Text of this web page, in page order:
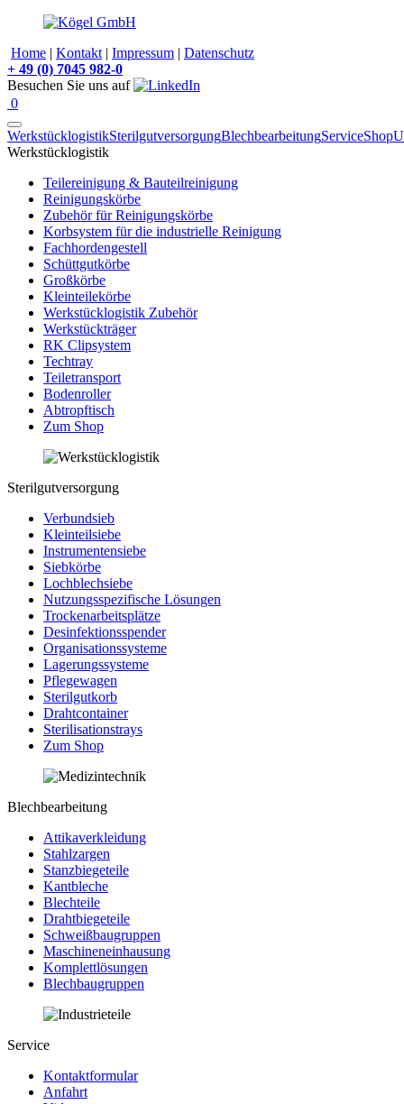
Home | Kontakt | Impressum | Datenschutz
+ 49 (0) 7045 982-0
Besuchen Sie uns auf
0
WerkstücklogistikSterilgutversorgungBlechbearbeitungServiceShop
Werkstücklogistik
Teilereinigung & Bauteilreinigung
Reinigungskörbe
Zubehör für Reinigungskörbe
Korbsystem für die industrielle Reinigung
Fachhordengestell
Schüttgutkörbe
Großkörbe
Kleinteilekörbe
Werkstücklogistik Zubehör
Werkstückträger
RK Clipsystem
Techtray
Teiletransport
Bodenroller
Abtropftisch
Zum Shop
Sterilgutversorgung
Verbundsieb
Kleinteilsiebe
Instrumentensiebe
Siebkörbe
Lochblechsiebe
Nutzungsspezifische Lösungen
Trockenarbeitsplätze
Desinfektionsspender
Organisationssysteme
Lagerungssysteme
Pflegewagen
Sterilgutkorb
Drahtcontainer
Sterilisationstrays
Zum Shop
Blechbearbeitung
Attikaverkleidung
Stahlzargen
Stanzbiegeteile
Kantbleche
Blechteile
Drahtbiegeteile
Schweißbaugruppen
Maschineneinhausung
Komplettlösungen
Blechbaugruppen
Service
Kontaktformular
Anfahrt